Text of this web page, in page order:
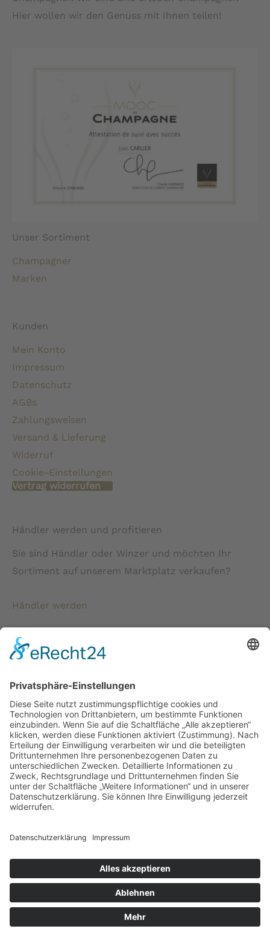
Hier wollen wir den Genuss mit Ihnen teilen!
Unser Sortiment
Champagner
Marken
Kunden
Mein Konto
Impressum
Datenschutz
AGBs
Zahlungsweisen
Versand & Lieferung
Widerruf
Cookie-Einstellungen
Vertrag widerrufen
Händler werden und profitieren
Sie sind Händler oder Winzer und möchten Ihr
Sortiment auf unserem Marktplatz verkaufen?
Händler werden
* Alle Preise verstehen sich inkl. gesetzlicher
Mehrwertsteuer und zzgl. Versandkosten wenn nicht anders
beschrieben.
ChampagnerKollektion ist ein Shop von Weinist